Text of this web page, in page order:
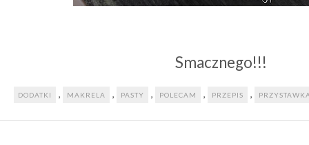
Smacznego!!!
DODATKI , MAKRELA , PASTY , POLECAM , PRZEPIS ,